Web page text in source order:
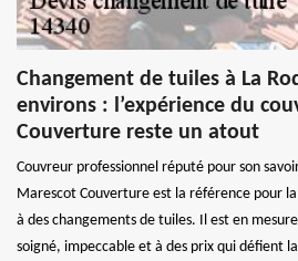
Changement de tuiles à La
environs : l’expérience du
Couverture reste un atout
Couvreur professionnel réputé pour son
Marescot Couverture est la référence pour
à des changements de tuiles. Il est en
soigné, impeccable et à des prix qui défient